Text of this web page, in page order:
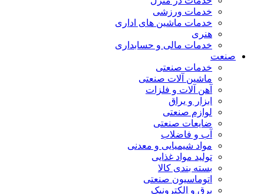
خدمات ورزشی
خدمات ماشین های اداری
هنری
خدمات مالی و حسابداری
صنعت
خدمات صنعتی
ماشین آلات صنعتی
آهن آلات و فلزات
ابزار و یراق
لوازم صنعتی
ضایعات صنعتی
آب و فاضلاب
مواد شیمیایی و معدنی
تولید مواد غذایی
بسته بندی کالا
اتوماسیون صنعتی
برق و الکترونیک